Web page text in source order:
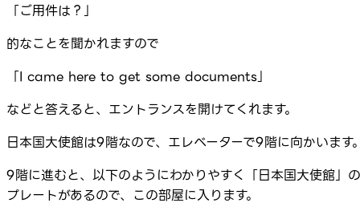
「ご用件は？」
的なことを聞かれますので
「I came here to get some documents」
などと答えると、エントランスを開けてくれます。
日本国大使館は9階なので、エレベーターで9階に向かいます
9階に進むと、以下のようにわかりやすく「日本国大使館」の
プレートがあるので、この部屋に入ります。